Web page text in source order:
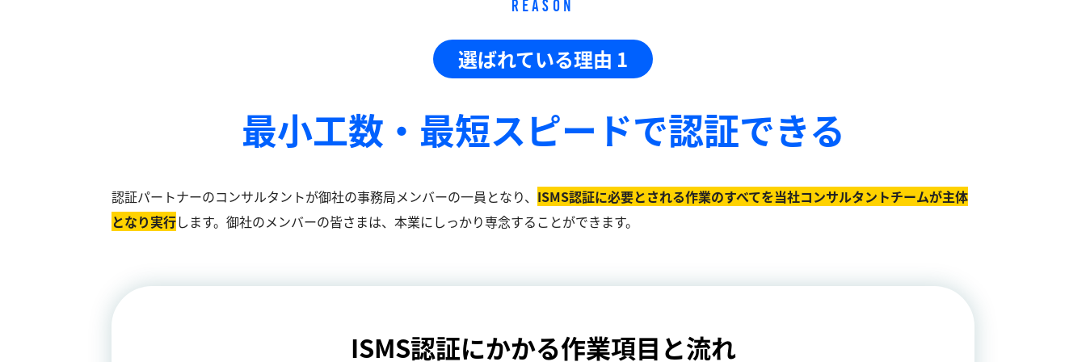
REASON
選ばれている理由 1
最小工数・最短スピードで認証できる
認証パートナーのコンサルタントが御社の事務局メンバーの一員となり、 ISMS認証に必要とされる作業のすべてを当社コンサルタントチームが主体
となり実⾏します。御社のメンバーの皆さまは、本業にしっかり専念することができます。
ISMS認証にかかる作業項目と流れ